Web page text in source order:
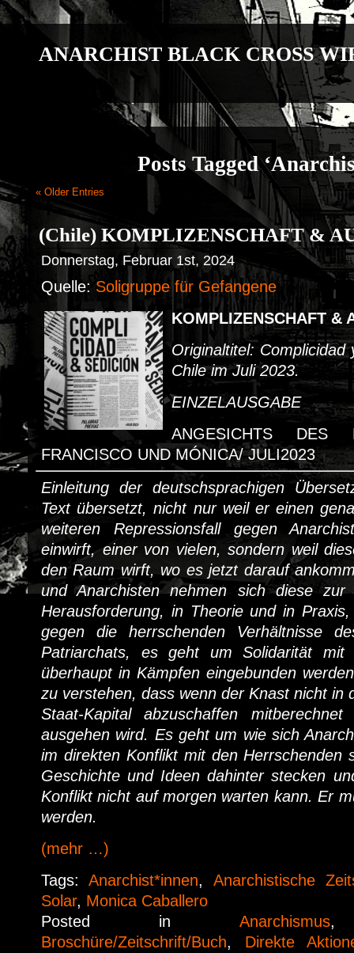
ANARCHIST BLACK CROSS
Posts Tagged
« Older Entries
(Chile) KOMPLIZENSCHAFT &
Donnerstag, Februar 1st, 2024
Quelle: Soligruppe für Gefangene
KOMPLIZENSCHAFT &
Originaltitel:
Chile imJuli 2023.
EINZELAUSGABE
ANGESICHTS DES
FRANCISCO UND MÓNICA/ JULI2023
Einleitung der deutschsprachigen
Text übersetzt, nicht nur weil er einen
weiteren Repressionsfall gegen
einwirft, einer von vielen, sondern weil
den Raum wirft, wo es jetzt darauf
und Anarchisten nehmen sich diese
Herausforderung, in Theorie und in
gegen die herrschenden Verhältnisse
Patriarchats, es geht um Solidarität mit
überhaupt in Kämpfen eingebunden
zu verstehen, dass wenn der Knast nicht in
Staat-Kapital abzuschaffen
ausgehen wird. Es geht um wie sich
im direkten Konflikt mit den Herrschenden
Geschichte und Ideen dahinter stecken
Konflikt nicht auf morgen warten kann. Er
werden.
(mehr …)
Tags:Anarchist*innen, Anarchistische
Solar, Monica Caballero
Posted in Anarchismus
Broschüre/Zeitschrift/Buch, Direkte